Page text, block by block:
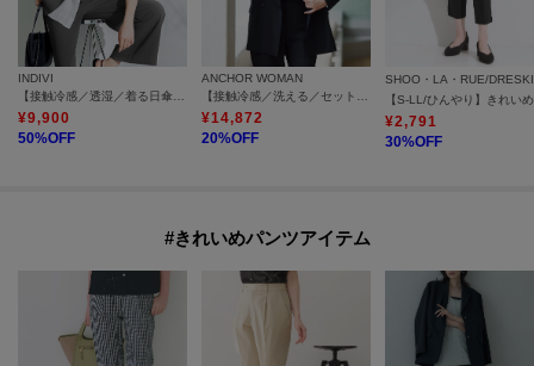
INDIVI
【接触冷感／透湿／着る日傘】ノーカラージャケット
¥9,900
50%OFF
ANCHOR WOMAN
【接触冷感／洗える／セットアップ可】超軽量4ボタンダブルジャケット
¥14,872
20%OFF
SHOO・LA・RUE/
¥2,791
30%OFF
#きれいめパンツアイテム